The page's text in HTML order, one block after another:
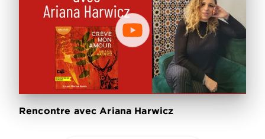
Rencontre avec Ariana Harwicz